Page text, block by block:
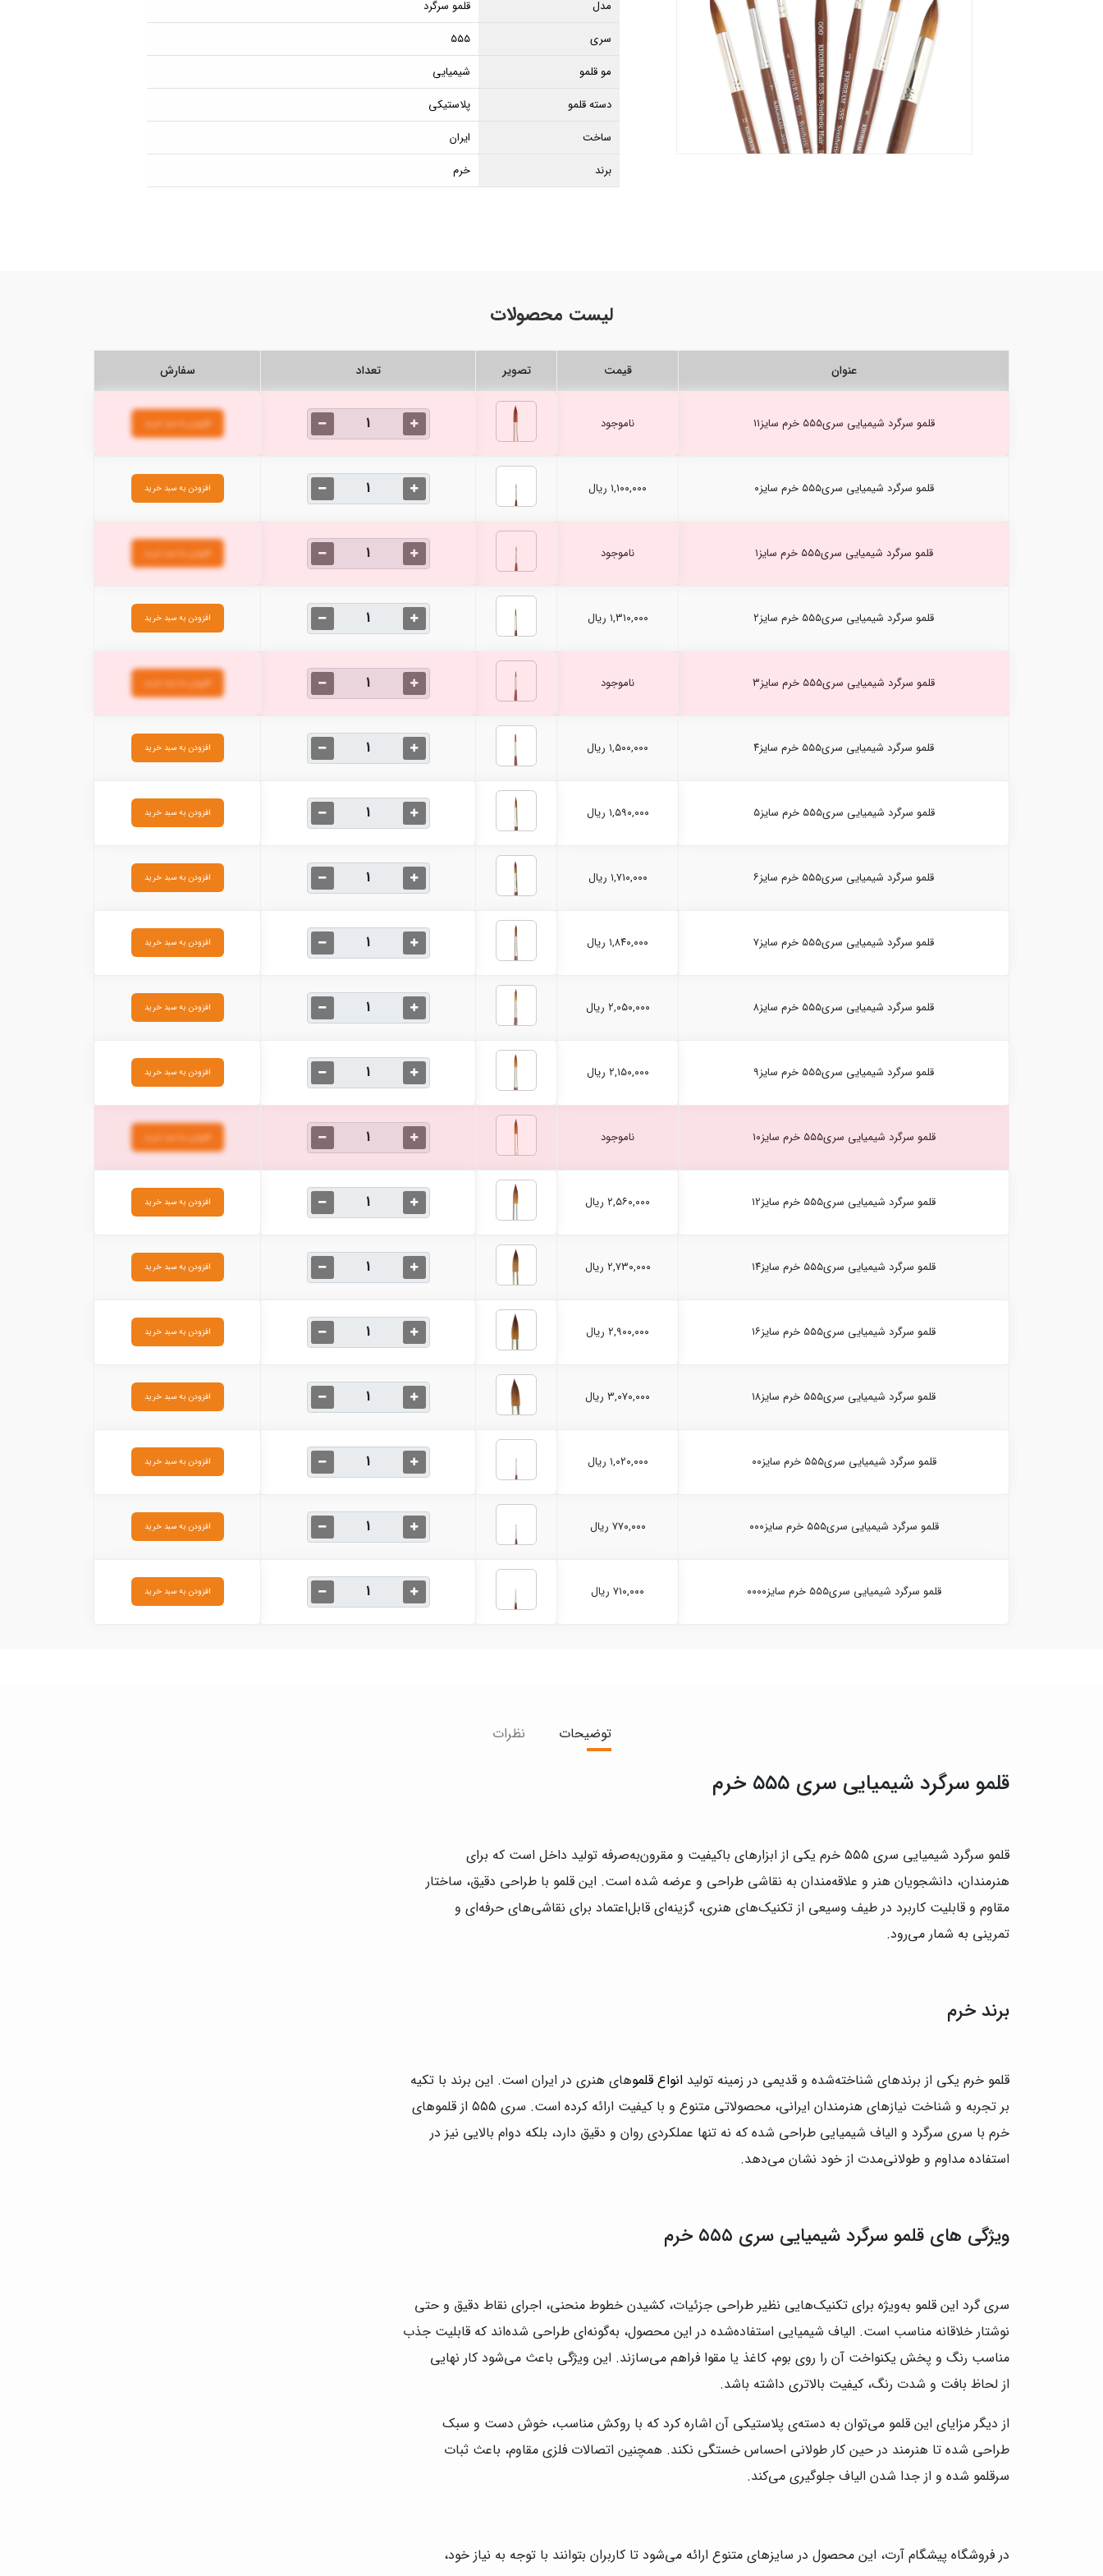
مدل
قلمو سرگرد
سری
۵۵۵
مو قلمو
شیمیایی
دسته قلمو
پلاستیکی
ساخت
ایران
برند
خرم
لیست محصولات
عنوان قیمت تصویر تعداد سفارش
قلمو سرگرد شیمیایی سری۵۵۵ خرم سایز۱۱ ناموجود افزودن به سبد خرید
قلمو سرگرد شیمیایی سری۵۵۵ خرم سایز۰ ۱,۱۰۰,۰۰۰ ریال افزودن به سبد خرید
قلمو سرگرد شیمیایی سری۵۵۵ خرم سایز۱ ناموجود افزودن به سبد خرید
قلمو سرگرد شیمیایی سری۵۵۵ خرم سایز۲ ۱,۳۱۰,۰۰۰ ریال افزودن به سبد خرید
قلمو سرگرد شیمیایی سری۵۵۵ خرم سایز۳ ناموجود افزودن به سبد خرید
قلمو سرگرد شیمیایی سری۵۵۵ خرم سایز۴ ۱,۵۰۰,۰۰۰ ریال افزودن به سبد خرید
قلمو سرگرد شیمیایی سری۵۵۵ خرم سایز۵ ۱,۵۹۰,۰۰۰ ریال افزودن به سبد خرید
قلمو سرگرد شیمیایی سری۵۵۵ خرم سایز۶ ۱,۷۱۰,۰۰۰ ریال افزودن به سبد خرید
قلمو سرگرد شیمیایی سری۵۵۵ خرم سایز۷ ۱,۸۴۰,۰۰۰ ریال افزودن به سبد خرید
قلمو سرگرد شیمیایی سری۵۵۵ خرم سایز۸ ۲,۰۵۰,۰۰۰ ریال افزودن به سبد خرید
قلمو سرگرد شیمیایی سری۵۵۵ خرم سایز۹ ۲,۱۵۰,۰۰۰ ریال افزودن به سبد خرید
قلمو سرگرد شیمیایی سری۵۵۵ خرم سایز۱۰ ناموجود افزودن به سبد خرید
قلمو سرگرد شیمیایی سری۵۵۵ خرم سایز۱۲ ۲,۵۶۰,۰۰۰ ریال افزودن به سبد خرید
قلمو سرگرد شیمیایی سری۵۵۵ خرم سایز۱۴ ۲,۷۳۰,۰۰۰ ریال افزودن به سبد خرید
قلمو سرگرد شیمیایی سری۵۵۵ خرم سایز۱۶ ۲,۹۰۰,۰۰۰ ریال افزودن به سبد خرید
قلمو سرگرد شیمیایی سری۵۵۵ خرم سایز۱۸ ۳,۰۷۰,۰۰۰ ریال افزودن به سبد خرید
قلمو سرگرد شیمیایی سری۵۵۵ خرم سایز۰۰ ۱,۰۲۰,۰۰۰ ریال افزودن به سبد خرید
قلمو سرگرد شیمیایی سری۵۵۵ خرم سایز۰۰۰ ۷۷۰,۰۰۰ ریال افزودن به سبد خرید
قلمو سرگرد شیمیایی سری۵۵۵ خرم سایز۰۰۰۰ ۷۱۰,۰۰۰ ریال افزودن به سبد خرید
توضیحات نظرات
قلمو سرگرد شیمیایی سری ۵۵۵ خرم
قلمو سرگرد شیمیایی سری ۵۵۵ خرم یکی از ابزارهای باکیفیت و مقرون‌به‌صرفه تولید داخل است که برای
هنرمندان، دانشجویان هنر و علاقه‌مندان به نقاشی طراحی و عرضه شده است. این قلمو با طراحی دقیق، ساختار
مقاوم و قابلیت کاربرد در طیف وسیعی از تکنیک‌های هنری، گزینه‌ای قابل‌اعتماد برای نقاشی‌های حرفه‌ای و
تمرینی به شمار می‌رود.
برند خرم
قلمو خرم یکی از برندهای شناخته‌شده و قدیمی در زمینه تولید انواع قلموهای هنری در ایران است. این برند با تکیه
بر تجربه و شناخت نیازهای هنرمندان ایرانی، محصولاتی متنوع و با کیفیت ارائه کرده است. سری ۵۵۵ از قلموهای
خرم با سری سرگرد و الیاف شیمیایی طراحی شده که نه تنها عملکردی روان و دقیق دارد، بلکه دوام بالایی نیز در
استفاده مداوم و طولانی‌مدت از خود نشان می‌دهد.
ویژگی های قلمو سرگرد شیمیایی سری ۵۵۵ خرم
سری گرد این قلمو به‌ویژه برای تکنیک‌هایی نظیر طراحی جزئیات، کشیدن خطوط منحنی، اجرای نقاط دقیق و حتی
نوشتار خلاقانه مناسب است. الیاف شیمیایی استفاده‌شده در این محصول، به‌گونه‌ای طراحی شده‌اند که قابلیت جذب
مناسب رنگ و پخش یکنواخت آن را روی بوم، کاغذ یا مقوا فراهم می‌سازند. این ویژگی باعث می‌شود کار نهایی
از لحاظ بافت و شدت رنگ، کیفیت بالاتری داشته باشد.
از دیگر مزایای این قلمو می‌توان به دسته‌ی پلاستیکی آن اشاره کرد که با روکش مناسب، خوش دست و سبک
طراحی شده تا هنرمند در حین کار طولانی احساس خستگی نکند. همچنین اتصالات فلزی مقاوم، باعث ثبات
سرقلمو شده و از جدا شدن الیاف جلوگیری می‌کند.
در فروشگاه پیشگام آرت، این محصول در سایزهای متنوع ارائه می‌شود تا کاربران بتوانند با توجه به نیاز خود،